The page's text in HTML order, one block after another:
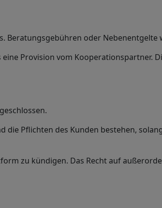
Beratungsgebühren oder
Provision vom Kooperationspartner.
Pflichten des Kunden bestehen,
zu kündigen. Das Recht auf